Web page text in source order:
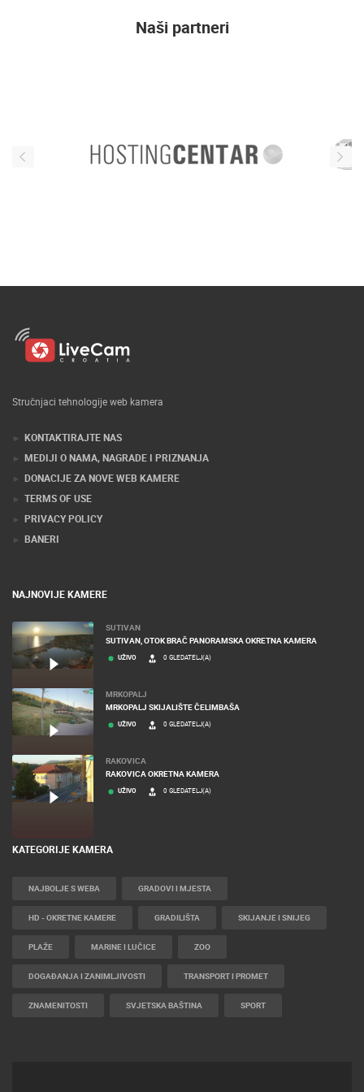
Naši partneri
Stručnjaci tehnologije web kamera
KONTAKTIRAJTE NAS
MEDIJI O NAMA, NAGRADE I PRIZNANJA
DONACIJE ZA NOVE WEB KAMERE
TERMS OF USE
PRIVACY POLICY
BANERI
NAJNOVIJE KAMERE
SUTIVAN
SUTIVAN, OTOK BRAČ PANORAMSKA OKRETNA KAMERA
UŽIVO 0 GLEDATELJ(A)
MRKOPALJ
MRKOPALJ SKIJALIŠTE ČELIMBAŠA
UŽIVO 0 GLEDATELJ(A)
RAKOVICA
RAKOVICA OKRETNA KAMERA
UŽIVO 0 GLEDATELJ(A)
KATEGORIJE KAMERA
NAJBOLJE S WEBA GRADOVI I MJESTA
HD - OKRETNE KAMERE GRADILIŠTA SKIJANJE I SNIJEG
PLAŽE MARINE I LUČICE ZOO
DOGAĐANJA I ZANIMLJIVOSTI TRANSPORT I PROMET
ZNAMENITOSTI SVJETSKA BAŠTINA SPORT